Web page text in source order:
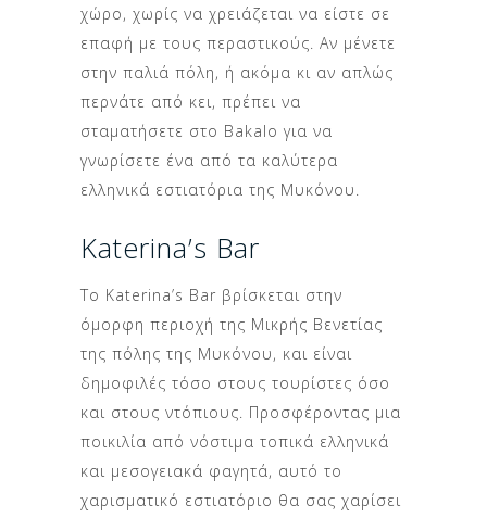
χώρο, χωρίς να χρειάζεται να είστε σε
επαφή με τους περαστικούς. Αν μένετε
στην παλιά πόλη, ή ακόμα κι αν απλώς
περνάτε από κει, πρέπει να
σταματήσετε στο Bakalo για να
γνωρίσετε ένα από τα καλύτερα
ελληνικά εστιατόρια της Μυκόνου.
Katerina’s Bar
Το Katerina’s Bar βρίσκεται στην
όμορφη περιοχή της Μικρής Βενετίας
της πόλης της Μυκόνου, και είναι
δημοφιλές τόσο στους τουρίστες όσο
και στους ντόπιους. Προσφέροντας μια
ποικιλία από νόστιμα τοπικά ελληνικά
και μεσογειακά φαγητά, αυτό το
χαρισματικό εστιατόριο θα σας χαρίσει